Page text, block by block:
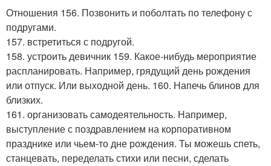
Отношения 156. Позвонить и поболтать по телефону с
подругами.
157. встретиться с подругой.
158. устроить девичник 159. Какое-нибудь мероприятие
распланировать. Например, грядущий день рождения
или отпуск. Или выходной день. 160. Напечь блинов для
близких.
161. организовать самодеятельность. Например,
выступление с поздравлением на корпоративном
празднике или чьем-то дне рождения. Ты можешь спеть,
станцевать, переделать стихи или песни, сделать